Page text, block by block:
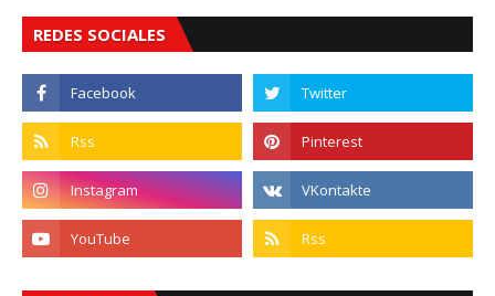
REDES SOCIALES